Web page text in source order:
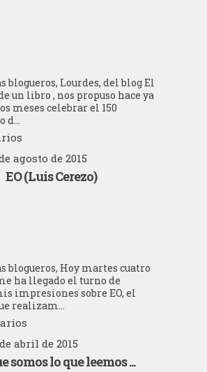
blogueros, Lourdes, del blog El
un libro , nos propuso hace ya
meses celebrar el 150
d...
agosto de 2015
EO (Luis Cerezo)
blogueros, Hoy martes cuatro
ha llegado el turno de
impresiones sobre EO, el
realizam...
abril de 2015
somos lo que leemos ...